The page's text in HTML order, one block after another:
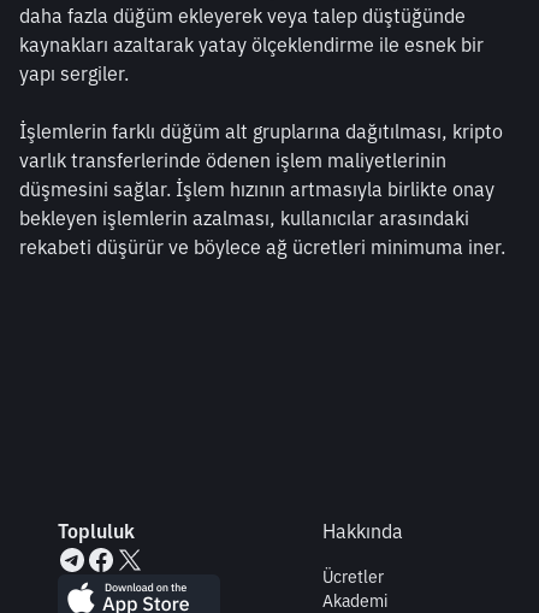
daha fazla düğüm ekleyerek veya talep düştüğünde
kaynakları azaltarak yatay ölçeklendirme ile esnek bir
yapı sergiler.
İşlemlerin farklı düğüm alt gruplarına dağıtılması, kripto
varlık transferlerinde ödenen işlem maliyetlerinin
düşmesini sağlar. İşlem hızının artmasıyla birlikte onay
bekleyen işlemlerin azalması, kullanıcılar arasındaki
rekabeti düşürür ve böylece ağ ücretleri minimuma iner.
Topluluk Hakkında
Ücretler
Akademi